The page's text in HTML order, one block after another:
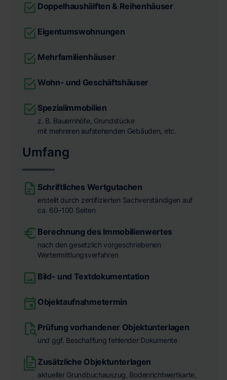
Doppelhaushälften & Reihenhäuser
Eigentumswohnungen
Mehrfamilienhäuser
Wohn- und Geschäftshäuser
Spezialimmobilien
z. B. Bauernhöfe, Grundstücke
mit mehreren aufstehenden Gebäuden, etc.
Umfang
Schriftliches Wertgutachen
erstellt durch zertifizierten Sachverständigen auf
ca. 60–100 Seiten
Berechnung des Immobilienwertes
nach den gesetzlich vorgeschriebenen
Wertermittlungsverfahren
Bild- und Textdokumentation
Objektaufnahmetermin
Prüfung vorhandener Objektunterlagen
und ggf. Beschaffung fehlender Dokumente
Zusätzliche Objektunterlagen
aktueller Grundbuchauszug, Bodenrichtwertkarte,